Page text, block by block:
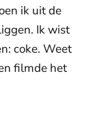
ik uit de
Ik wist
coke. Weet
filmde het